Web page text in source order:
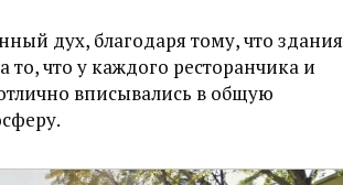
дух, благодаря тому, что здания
что у каждого ресторанчика и
вписывались в общую